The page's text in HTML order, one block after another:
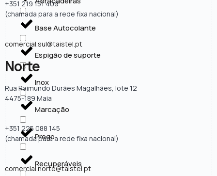
Base Autocolante
Espigão de suporte
Inox
Marcação
Prego
Recuperáveis
+351 219 151 409
(chamada para a rede fixa nacional)
comercial.sul@taistel.pt
Norte
Rua Raimundo Durães Magalhães, lote 12
4475-189 Maia
+351 225 088 145
(chamada para a rede fixa nacional)
comercial.norte@taistel.pt